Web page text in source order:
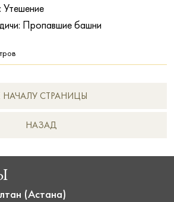
Пропавшие башни
НАЧАЛУ СТРАНИЦЫ
НAЗАД
(Астана)